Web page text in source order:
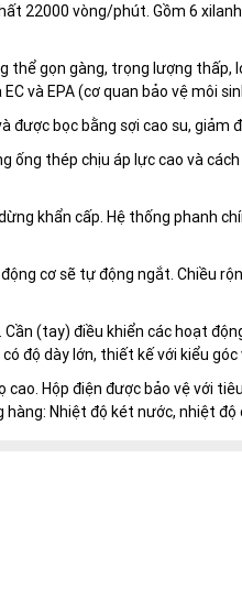
22000 vòng/phút. Gồm 6
gọn gàng, trọng lượng thấp,
và EPA (cơ quan bảo vệ môi
bọc bằng sợi cao su,
ống thép chịu áp lực cao và
khẩn cấp. Hệ thống phanh
cơ sẽ tự động ngắt. Chiều
(tay) điều khiển các hoạt
độ dày lớn, thiết kế với kiểu
Hộp điện được bảo vệ với
Nhiệt độ két nước, nhiệt